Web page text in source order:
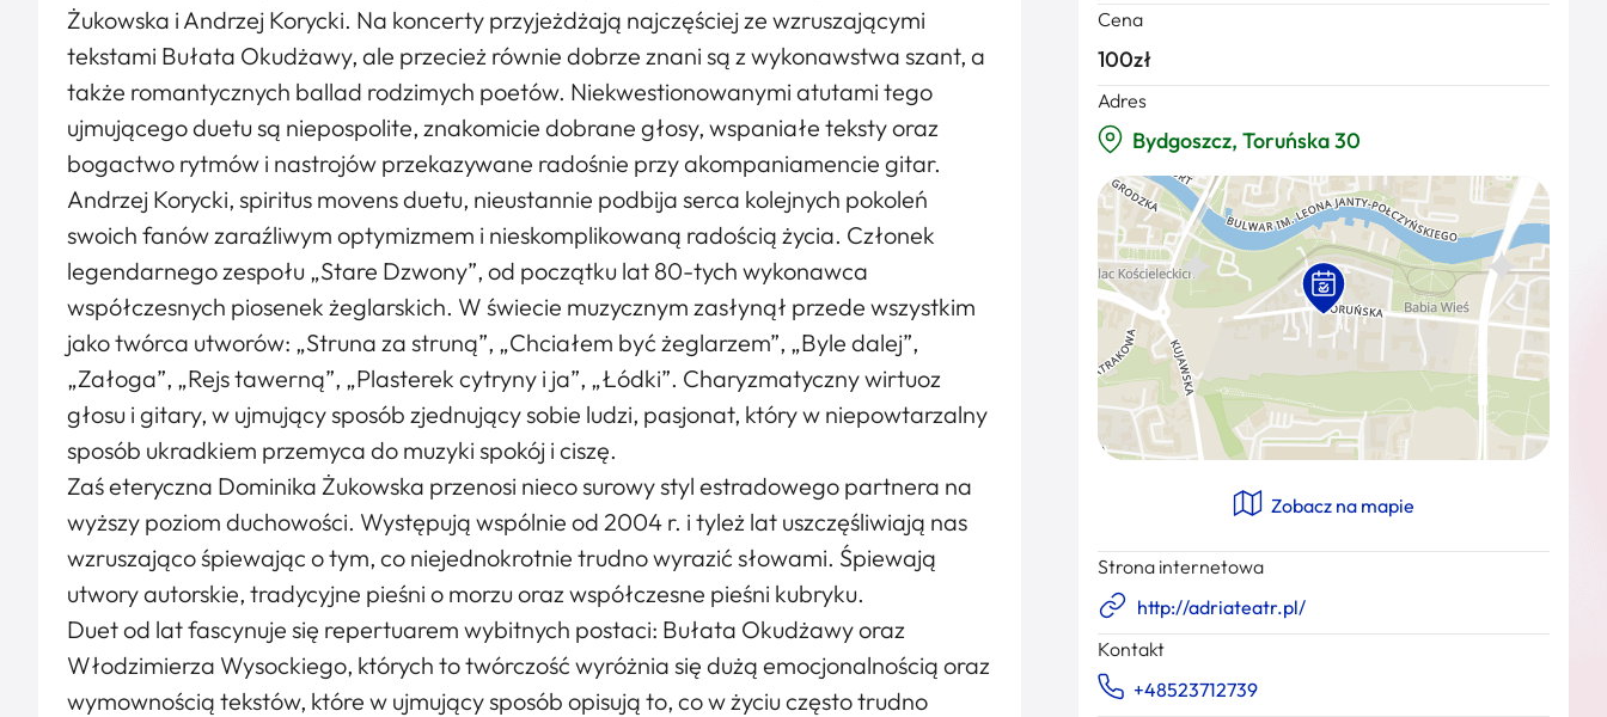
Żukowska i Andrzej Korycki. Na koncerty przyjeżdżają najczęściej ze wzruszającymi
tekstami Bułata Okudżawy, ale przecież równie dobrze znani są z wykonawstwa szant, a
także romantycznych ballad rodzimych poetów. Niekwestionowanymi atutami tego
ujmującego duetu są niepospolite, znakomicie dobrane głosy, wspaniałe teksty oraz
bogactwo rytmów i nastrojów przekazywane radośnie przy akompaniamencie gitar.
Andrzej Korycki, spiritus movens duetu, nieustannie podbija serca kolejnych pokoleń
swoich fanów zaraźliwym optymizmem i nieskomplikowaną radością życia. Członek
legendarnego zespołu „Stare Dzwony”, od początku lat 80-tych wykonawca
współczesnych piosenek żeglarskich. W świecie muzycznym zasłynął przede wszystkim
jako twórca utworów: „Struna za struną”, „Chciałem być żeglarzem”, „Byle dalej”,
„Załoga”, „Rejs tawerną”, „Plasterek cytryny i ja”, „Łódki”. Charyzmatyczny wirtuoz
głosu i gitary, w ujmujący sposób zjednujący sobie ludzi, pasjonat, który w niepowtarzalny
sposób ukradkiem przemyca do muzyki spokój i ciszę.
Zaś eteryczna Dominika Żukowska przenosi nieco surowy styl estradowego partnera na
wyższy poziom duchowości. Występują wspólnie od 2004 r. i tyleż lat uszczęśliwiają nas
wzruszająco śpiewając o tym, co niejednokrotnie trudno wyrazić słowami. Śpiewają
utwory autorskie, tradycyjne pieśni o morzu oraz współczesne pieśni kubryku.
Duet od lat fascynuje się repertuarem wybitnych postaci: Bułata Okudżawy oraz
Włodzimierza Wysockiego, których to twórczość wyróżnia się dużą emocjonalnością oraz
wymownością tekstów, które w ujmujący sposób opisują to, co w życiu często trudno
Cena
100zł
Adres
Bydgoszcz, Toruńska 30
Zobacz na mapie
Strona internetowa
http://adriateatr.pl/
Kontakt
+48523712739